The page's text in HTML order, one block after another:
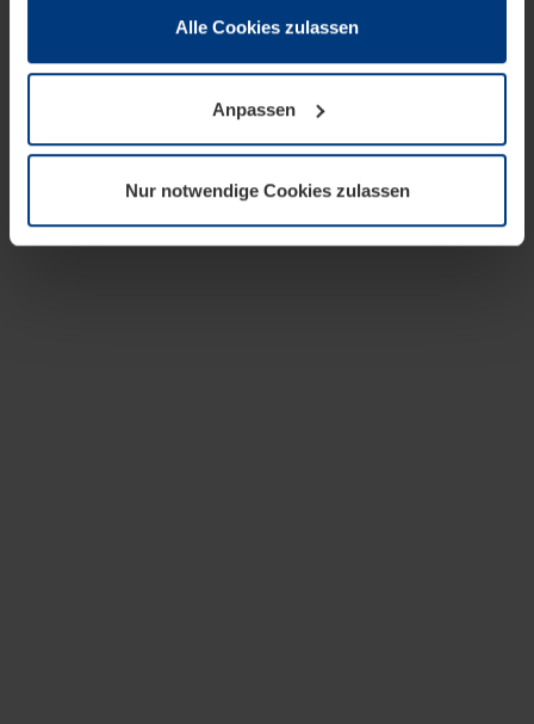
wenn diese für den Betrieb dieser Seite unbedingt
notwendig sind. Für alle anderen Cookie-Typen benötigen
wir Ihre Erlaubnis. Ihre Einwilligung können Sie jederzeit
Datenschutzerklärungunserer Website ändern oder
widerrufen.
Alle Cookies zulassen
Anpassen
Nur notwendige Cookies zulassen